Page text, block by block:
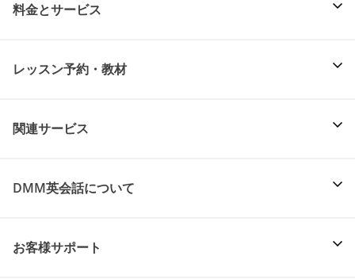
料金とサービス
レッスン予約・教材
関連サービス
DMM英会話について
お客様サポート